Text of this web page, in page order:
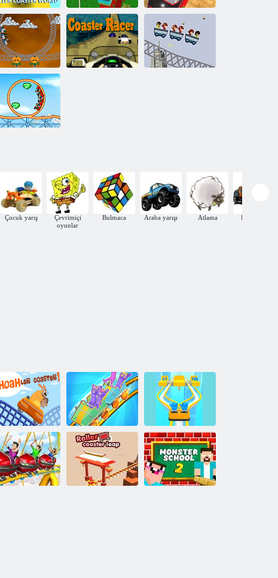
ThrillMax: Ekspres
Kogama Roller
Coaster Dünya
Pervasız Rulo
Eğlence Parkı
Hız Treni Sim
2022
Bir roller coaster
üzerinde Ghosts
Çocuk yarış
Çevrimiçi
oyunlar
Bulmaca Araba yarışı Atlama Kız Yarışı
Whoa Bırak
coaster!
Roller Coaster
Rush
Koşucu coaster
yarışı